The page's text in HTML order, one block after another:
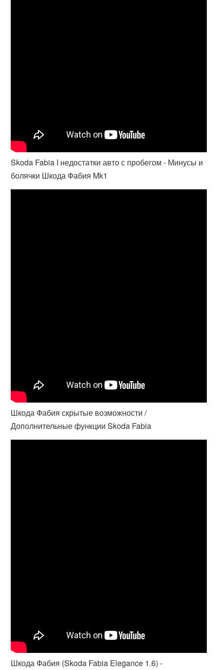
Skoda Fabia I недостатки авто с пробегом - Минусы и
болячки Шкода Фабия Mk1
Шкода Фабия скрытые возможности /
Дополнительные функции Skoda Fabia
Шкода Фабия (Skoda Fabia Elegance 1.6) -